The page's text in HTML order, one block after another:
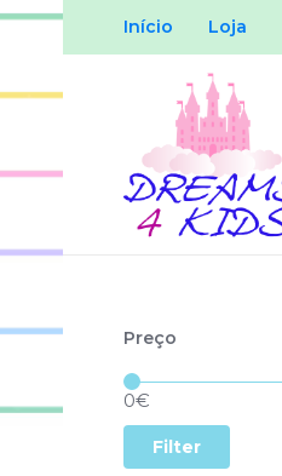
Início Loja
Preço
Filter
0€